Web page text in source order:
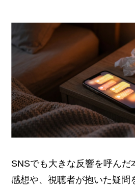
SNSでも大きな反響を呼んだ
感想や、視聴者が抱いた疑問